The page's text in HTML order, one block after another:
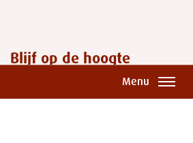
Blijf op de hoogte
In onze nieuwsbrief vind je de
belangrijkste ontwikkelingen en
Menu